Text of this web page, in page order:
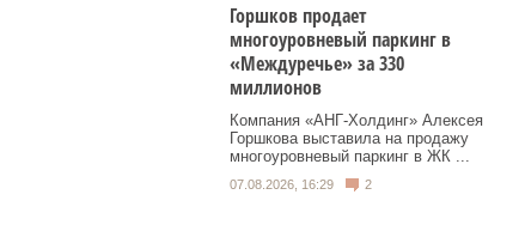
Горшков продает
многоуровневый паркинг в
«Междуречье» за 330
миллионов
Компания «АНГ-Холдинг» Алексея
Горшкова выставила на продажу
многоуровневый паркинг в ЖК ...
07.08.2026, 16:29 2